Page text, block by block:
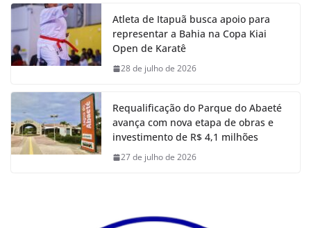
Atleta de Itapuã busca apoio para
representar a Bahia na Copa Kiai
Open de Karatê
28 de julho de 2026
Requalificação do Parque do Abaeté
avança com nova etapa de obras e
investimento de R$ 4,1 milhões
27 de julho de 2026